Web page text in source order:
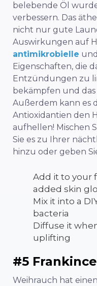
belebende Öl
verbessern. Das
nicht nur gute
Auswirkungen auf
antimikrobielle
Eigenschaften, die
Entzündungen zu
bekämpfen und das
Außerdem kann es
Antioxidantien den
aufhellen! Mischen
Sie es zu Ihrer
hinzu oder geben
Add it to your
added skin
Mix it into a
bacteria
Diffuse it
uplifting
#5
Weihrauch hat